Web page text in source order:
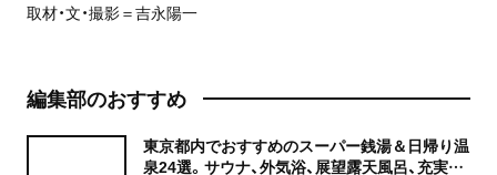
取材・文・撮影＝吉永陽一
編集部のおすすめ
東京都内でおすすめのスーパー銭湯＆日帰り温
泉24選。サウナ、外気浴、展望露天風呂、充実の